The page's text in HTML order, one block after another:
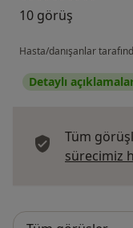
10 görüş
Hasta/danışanlar
Detaylı
Tüm
sürecimiz